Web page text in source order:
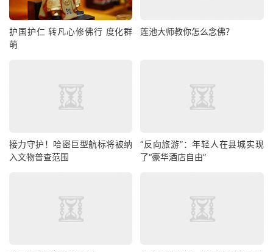
护国护仁 转凡心修佛行 度化群
萌
莲池大师教你怎么念佛？
接力守护！哈密巨型航标将被纳
入文物普查范围
“反向旅游”：年轻人在县城实现
了“豪华酒店自由”